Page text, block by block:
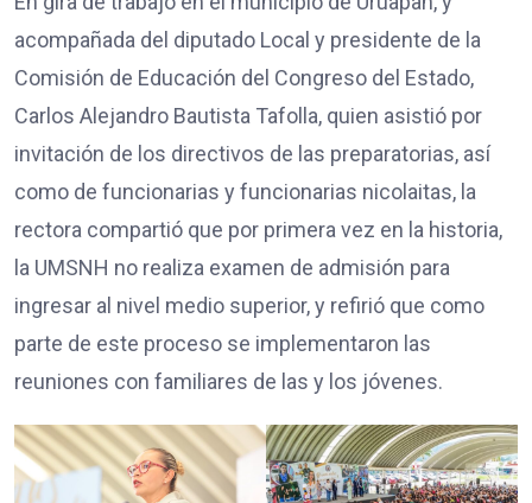
acompañada del diputado Local y presidente de la
Comisión de Educación del Congreso del Estado,
Carlos Alejandro Bautista Tafolla, quien asistió por
invitación de los directivos de las preparatorias, así
como de funcionarias y funcionarias nicolaitas, la
rectora compartió que por primera vez en la historia,
la UMSNH no realiza examen de admisión para
ingresar al nivel medio superior, y refirió que como
parte de este proceso se implementaron las
reuniones con familiares de las y los jóvenes.